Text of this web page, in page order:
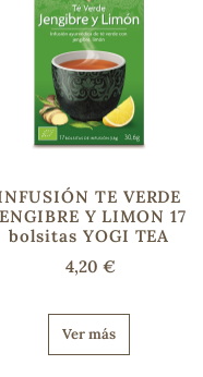
TE VERDE
Y LIMON 17
bolsitas YOGI TEA
4,20 €
Ver más